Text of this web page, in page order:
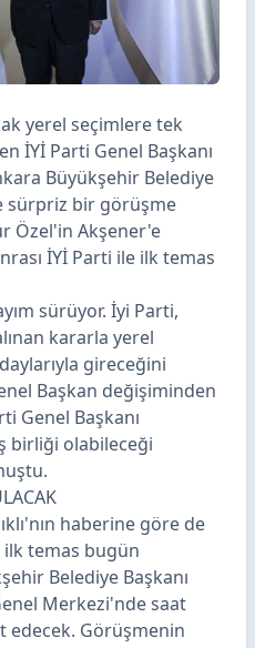
yerel seçimlere tek
İYİ Parti Genel Başkanı
Büyükşehir Belediye
sürpriz bir görüşme
Özel'in Akşener'e
İYİ Parti ile ilk temas
sürüyor. İyi Parti,
kararla yerel
gireceğini
Başkan değişiminden
Genel Başkanı
birliği olabileceği
haberine göre de
ilk temas bugün
Belediye Başkanı
Merkezi'nde saat
edecek. Görüşmenin